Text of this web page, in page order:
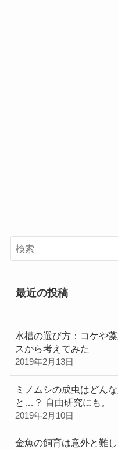
最近の投稿
水槽の選び方：コケや
スから考えてみた
2019年2月13日
ミノムシの成虫はどん
と…？ 自由研究にも。
2019年2月10日
金魚の飼育は意外と難